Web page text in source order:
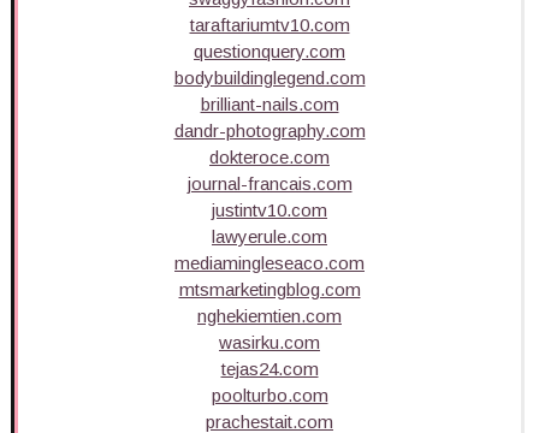
taraftariumtv10.com
questionquery.com
bodybuildinglegend.com
brilliant-nails.com
dandr-photography.com
dokteroce.com
journal-francais.com
justintv10.com
lawyerule.com
mediamingleseaco.com
mtsmarketingblog.com
nghekiemtien.com
wasirku.com
tejas24.com
poolturbo.com
prachestait.com